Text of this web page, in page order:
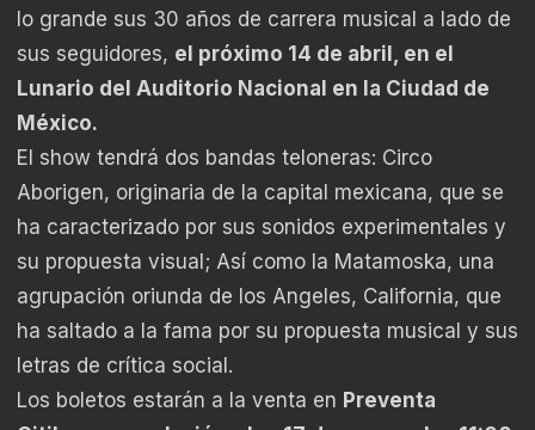
lo grande sus 30 años de carrera musical a lado de
sus seguidores, el próximo 14 de abril, en el
Lunario del Auditorio Nacional en la Ciudad de
México.
El show tendrá dos bandas teloneras: Circo
Aborigen, originaria de la capital mexicana, que se
ha caracterizado por sus sonidos experimentales y
su propuesta visual; Así como la Matamoska, una
agrupación oriunda de los Angeles, California, que
ha saltado a la fama por su propuesta musical y sus
letras de crítica social.
Los boletos estarán a la venta en Preventa